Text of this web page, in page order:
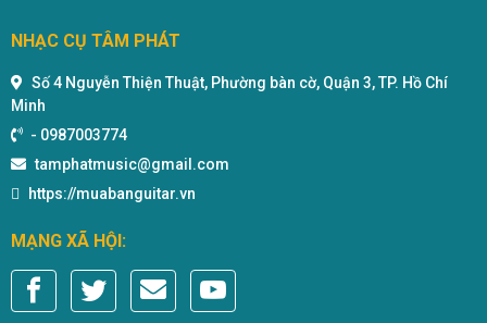
NHẠC CỤ TÂM PHÁT
Số 4 Nguyễn Thiện Thuật, Phường bàn cờ, Quận 3, TP. Hồ Chí
Minh
- 0987003774
tamphatmusic@gmail.com
https://muabanguitar.vn
MẠNG XÃ HỘI: